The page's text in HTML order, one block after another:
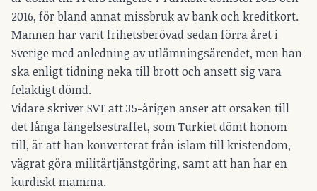
2016, för bland annat missbruk av bank och kreditkort.
Mannen har varit frihetsberövad sedan förra året i
Sverige med anledning av utlämningsärendet, men han
ska enligt tidning neka till brott och ansett sig vara
felaktigt dömd.
Vidare skriver SVT att 35-årigen anser att orsaken till
det långa fängelsestraffet, som Turkiet dömt honom
till, är att han konverterat från islam till kristendom,
vägrat göra militärtjänstgöring, samt att han har en
kurdiskt mamma.